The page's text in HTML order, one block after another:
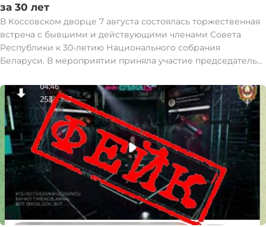
за 30 лет
В Коссовском дворце 7 августа состоялась торжественная
встреча с бывшими и действующими членами Совета
Республики к 30-летию Национального собрания
Беларуси. В мероприятии приняла участие председатель
встретилась с представителями Брестской области,
которые в разные годы были избраны и работали в Совете
Республики. За восемь созывов с 1997 года интересы
Брестчины представляли 59 человек: 36 мужчин и 23
женщины. При их участии за это время в юго-западном
регионе запущена первая в стране свободная
экономическая зона "Брест", созданы условия для развития
ведущих брендов пищевой индустрии, проведена
масштабная газификация в сельской местности и
реконструкция ключевых учреждений здравоохранения.
"Мы подумали, что правильно будет вспомнить всех, кто